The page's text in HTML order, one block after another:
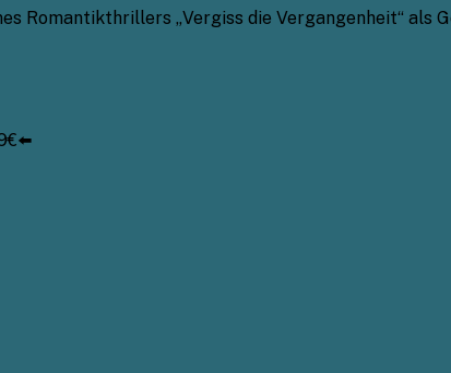
Romantikthrillers „Vergiss die Vergangenheit“ als